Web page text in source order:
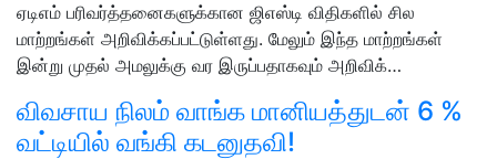
ஏடிஎம் பரிவர்த்தனைகளுக்கான ஜிஎஸ்டி விதிகளில் சில
மாற்றங்கள் அறிவிக்கப்பட்டுள்ளது. மேலும் இந்த மாற்றங்கள்
இன்று முதல் அமலுக்கு வர இருப்பதாகவும் அறிவிக்…
விவசாய நிலம் வாங்க மானியத்துடன் 6 %
வட்டியில் வங்கி கடனுதவி!